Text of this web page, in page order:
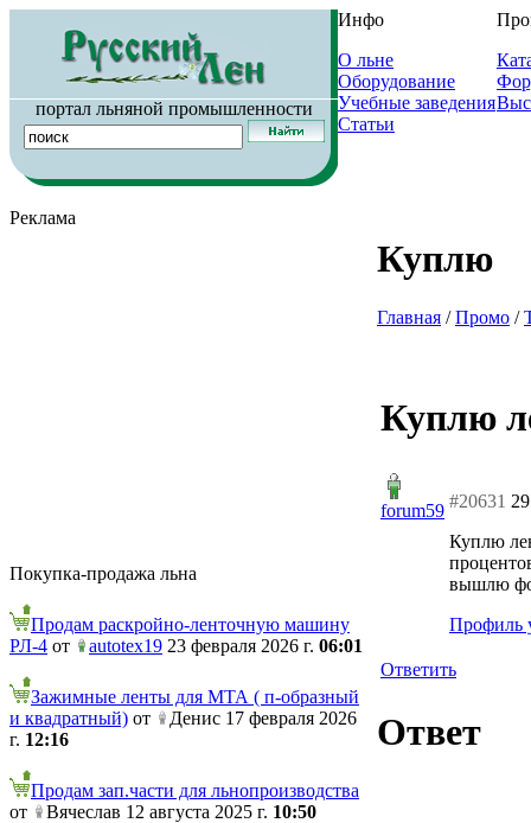
портал льняной промышленности
Инфо
О льне
Оборудование
Учебные заведения
Статьи
Реклама
Покупка-продажа льна
Продам раскройно-ленточную машину
РЛ-4 от autotex19 23 февраля 2026 г. 06:01
Зажимные ленты для МТА ( п-образный
и квадратный) от
Денис 17 февраля 2026
г. 12:16
Продам зап.части для льнопроизводства
от
Вячеслав 12 августа 2025 г. 10:50
Куплю
Главная /Промо /
Куплю
forum59 #20631
Куплю
вышлю
Профиль
Ответить
Ответ